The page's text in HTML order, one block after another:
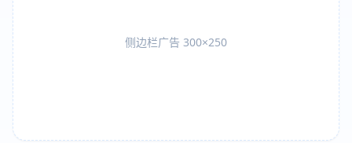
侧边栏广告 300×250